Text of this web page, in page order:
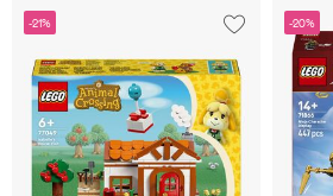
-21% -20%